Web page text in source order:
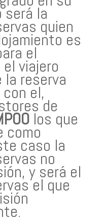
será la
quien
es
el
viajero
reserva
el,
de
los que
como
caso la
no
y será el
el que